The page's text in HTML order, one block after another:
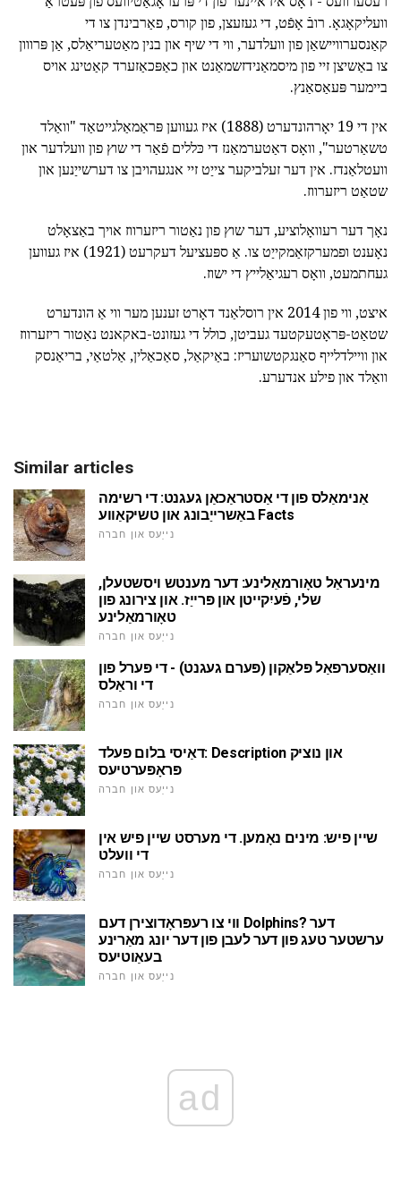
וועליקאָגאָ. רובֿ אָפֿט, די געזעצן, פון קורס, פאַרבינדן צו די
קאַנסערוויישאַן פון וועלדער, ווי די שיף און בנין מאַטעריאַלס, אַן פּרווון
צו באַשיצן זיי פון מיסמאַנידזשמאַנט און כאַפּכאַזערד קאַטינג אויס
ביימער פּעאַסאַנץ.
אין די 19 יאָרהונדערט (1888) איז געווען פּראַמאַלגייטאַד "וואַלד
טשאַרטער", וואָס דאַטערמאַנז די כּללים פֿאַר די שוץ פון וועלדער און
וועטלאַנדז. אין דער זעלביקער צייַט זיי אנגעהויבן צו דערשייַנען און
שטאַט ריזערווז.
נאָך דער רעוואָלוציע, דער שוץ פון נאַטור ריזערווז אויך באַצאָלט
נאָענט ופמערקזאַמקייַט צו. אַ ספּעציעל דעקרעט (1921) איז געווען
געחתמעט, וואָס רעגיאַלייץ די ישוז.
איצט, ווי פון 2014 אין רוסלאַנד דאָרט זענען מער ווי אַ הונדערט
שטאַט-פּראָטעקטעד געביטן, כולל די געזונט-באקאנט נאַטור ריזערווז
און וויילדלייף סאַנגקטשועריז: באַיקאַל, סאַכאַלין, אַלטאַי, בריאַנסק
וואַלד און פילע אנדערע.
Similar articles
אַנימאַלס פון די אַסטראַכאַן געגנט: די רשימה
באַשרייַבונג און טשיקאַווע Facts
נייַעס און חברה
מינעראַל טאָורמאַלינע: דער מענטש ויסשטעלן,
שלי, פֿעיִקייטן און פּרייַז. און צירונג פון
טאָורמאַלינע
נייַעס און חברה
וואַסערפאַל פּלאַקון (פּערם געגנט) - די פּערל פון
די וראַלס
נייַעס און חברה
דאַיסי בלום פעלד: Description און נוציק
פּראָפּערטיעס
נייַעס און חברה
שיין פיש: מינים נאָמען. די מערסט שיין פיש אין
די וועלט
נייַעס און חברה
ווי צו רעפּראָדוצירן דעם Dolphins? דער
ערשטער טעג פון דער לעבן פון דער יונג מאַרינע
בעאַוטיעס
נייַעס און חברה
ad